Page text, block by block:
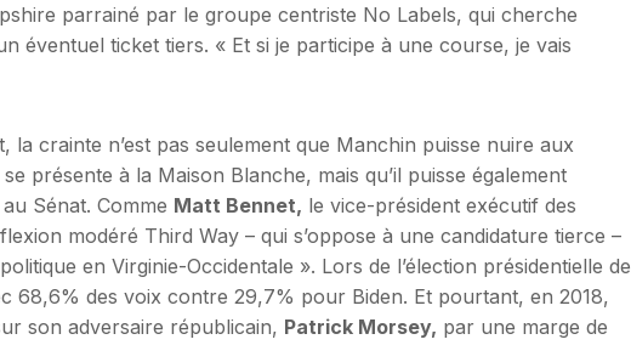
parrainé par le groupe centriste No Labels, qui cherche
éventuel ticket tiers. « Et si je participe à une course, je vais
la crainte n’est pas seulement que Manchin puisse nuire aux
présente à la Maison Blanche, mais qu’il puisse également
Sénat. Comme Matt Bennet, le vice-président exécutif des
modéré Third Way – qui s’oppose à une candidature tierce –
en Virginie-Occidentale ». Lors de l’élection présidentielle de
68,6% des voix contre 29,7% pour Biden. Et pourtant, en 2018,
son adversaire républicain, Patrick Morsey, par une marge de